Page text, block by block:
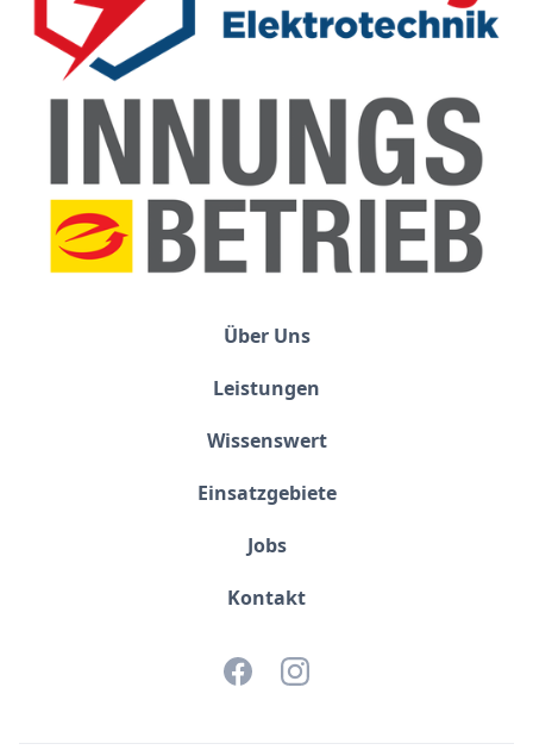
Über Uns
Leistungen
Wissenswert
Einsatzgebiete
Jobs
Kontakt